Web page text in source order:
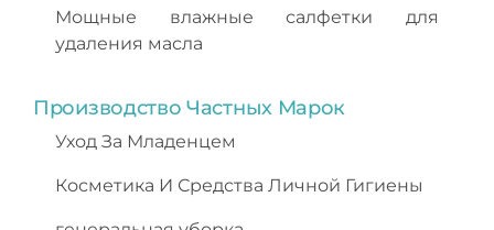
Мощные влажные салфетки для
удаления масла
Производство Частных Марок
Уход За Младенцем
Косметика И Средства Личной Гигиены